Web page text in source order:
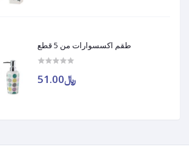
طقم اكسسوارات من 5 قطع
﷼51.00